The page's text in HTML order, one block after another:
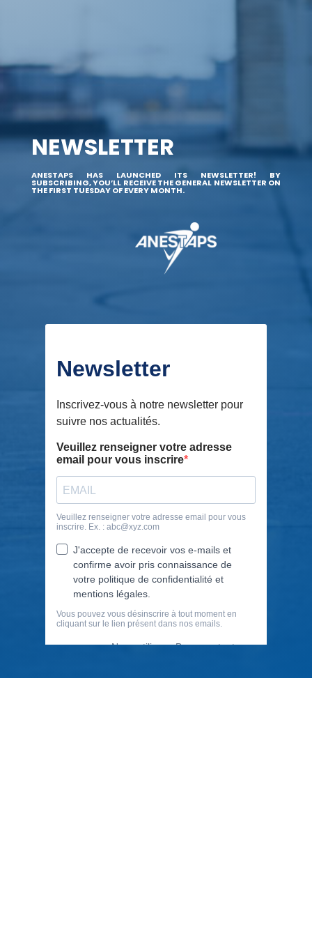
NEWSLETTER
ANESTAPS HAS LAUNCHED ITS NEWSLETTER! BY
SUBSCRIBING, YOU’LL RECEIVE THE GENERAL NEWSLETTER ON
THE FIRST TUESDAY OF EVERY MONTH.